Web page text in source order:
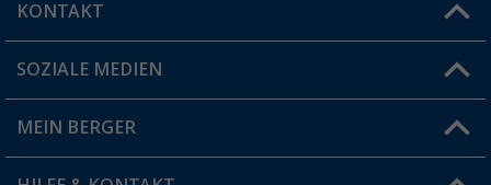
KONTAKT
Du hast eine Frage?
Filiale finden
SOZIALE MEDIEN
MEIN BERGER